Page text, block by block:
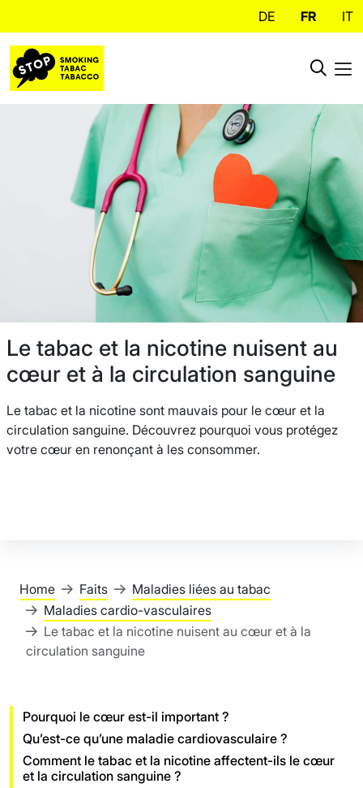
DE FR IT
Le tabac et la nicotine nuisent au
cœur et à la circulation sanguine
Le tabac et la nicotine sont mauvais pour le cœur et la
circulation sanguine. Découvrez pourquoi vous protégez
votre cœur en renonçant à les consommer.
Home Faits
Maladies liées au tabac
Maladies cardio-vasculaires
Le tabac et la nicotine nuisent au cœur et à la
circulation sanguine
Pourquoi le cœur est-il important ?
Qu’est-ce qu’une maladie cardiovasculaire ?
Comment le tabac et la nicotine affectent-ils le cœur
et la circulation sanguine ?